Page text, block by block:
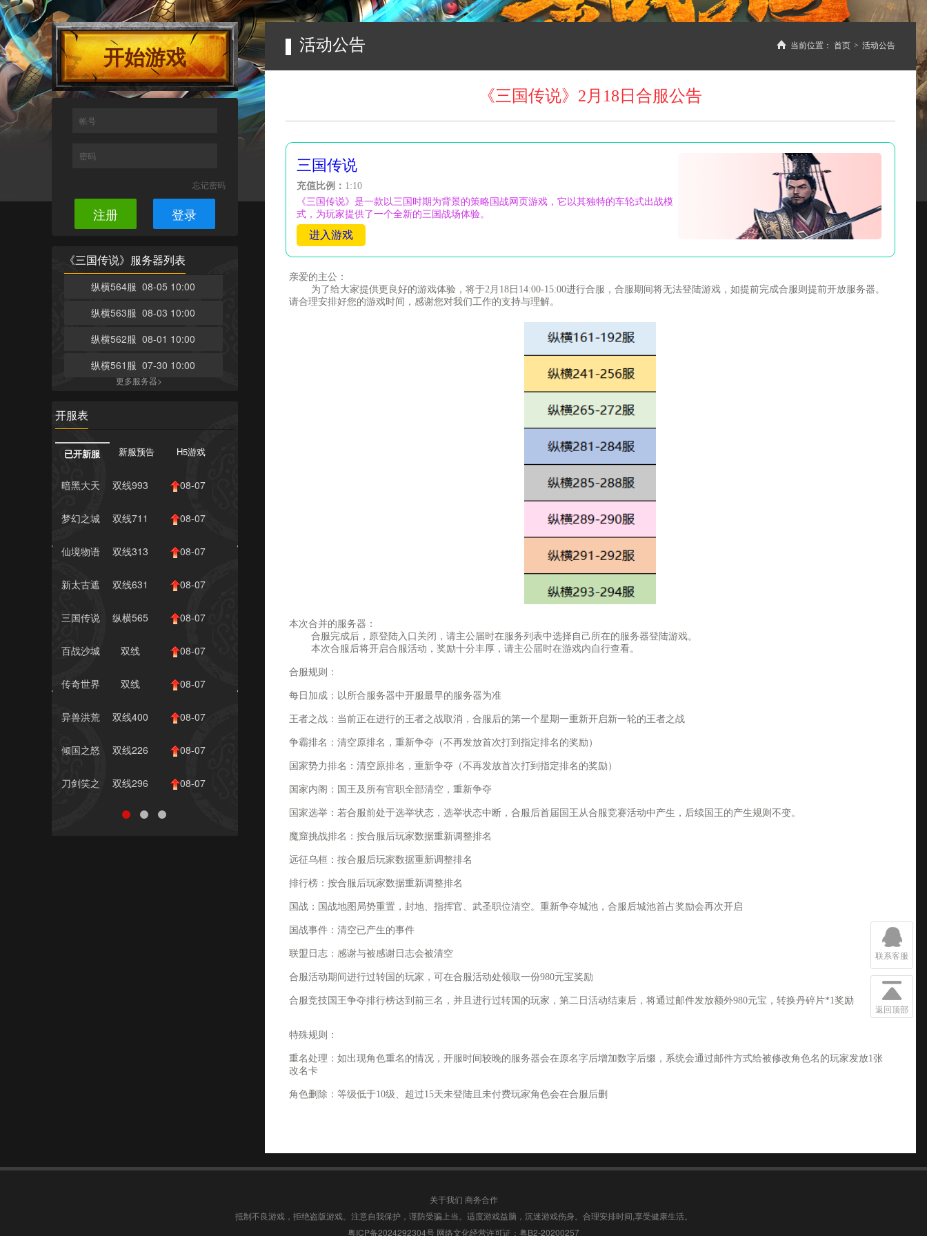
开始游戏
帐号
密码
忘记密码
注册 登录
《三国传说》服务器列表
纵横564服 08-05 10:00
纵横563服 08-03 10:00
纵横562服 08-01 10:00
纵横561服 07-30 10:00
更多服务器>
开服表
已开新服 新服预告 H5游戏
暗黑大天
双线993
08-07
梦幻之城
双线711
08-07
仙境物语
双线313
08-07
新太古遮
双线631
08-07
三国传说
纵横565
08-07
百战沙城
双线
08-07
传奇世界
双线
08-07
异兽洪荒
双线400
08-07
倾国之怒
双线226
08-07
刀剑笑之
双线296
服
08-07
活动公告 当前位置： 首页 > 活动公告
《三国传说》2月18日合服公告
三国传说
充值比例： 1:10
《三国传说》是一款以三国时期为背景的策略国战网页游戏，它以其独特的车轮式出战模
式，为玩家提供了一个全新的三国战场体验。
进入游戏
亲爱的主公：
为了给大家提供更良好的游戏体验，将于2月18日14:00-15:00进行合服，合服期间将无法登陆游戏，如提前完成合服则提前开放服务器。
请合理安排好您的游戏时间，感谢您对我们工作的支持与理解。
本次合并的服务器：
合服完成后，原登陆入口关闭，请主公届时在服务列表中选择自己所在的服务器登陆游戏。
本次合服后将开启合服活动，奖励十分丰厚，请主公届时在游戏内自行查看。
合服规则：
每日加成：以所合服务器中开服最早的服务器为准
王者之战：当前正在进行的王者之战取消，合服后的第一个星期一重新开启新一轮的王者之战
争霸排名：清空原排名，重新争夺（不再发放首次打到指定排名的奖励）
国家势力排名：清空原排名，重新争夺（不再发放首次打到指定排名的奖励）
国家内阁：国王及所有官职全部清空，重新争夺
国家选举：若合服前处于选举状态，选举状态中断，合服后首届国王从合服竞赛活动中产生，后续国王的产生规则不变。
魔窟挑战排名：按合服后玩家数据重新调整排名
远征乌桓：按合服后玩家数据重新调整排名
排行榜：按合服后玩家数据重新调整排名
国战：国战地图局势重置，封地、指挥官、武圣职位清空。重新争夺城池，合服后城池首占奖励会再次开启
国战事件：清空已产生的事件
联盟日志：感谢与被感谢日志会被清空
合服活动期间进行过转国的玩家，可在合服活动处领取一份980元宝奖励
合服竞技国王争夺排行榜达到前三名，并且进行过转国的玩家，第二日活动结束后，将通过邮件发放额外980元宝，转换丹碎片*1奖励
特殊规则：
重名处理：如出现角色重名的情况，开服时间较晚的服务器会在原名字后增加数字后缀，系统会通过邮件方式给被修改角色名的玩家发放1张
改名卡
角色删除：等级低于10级、超过15天未登陆且未付费玩家角色会在合服后删
关于我们 商务合作
抵制不良游戏，拒绝盗版游戏。注意自我保护，谨防受骗上当。适度游戏益脑，沉迷游戏伤身。合理安排时间,享受健康生活。
粤ICP备2024292304号 网络文化经营许可证：粤B2-20200257
联系客服
返回顶部